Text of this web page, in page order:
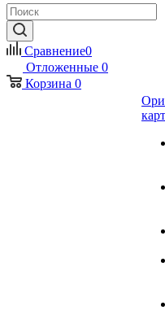
Сравнение0
Отложенные 0
Корзина 0